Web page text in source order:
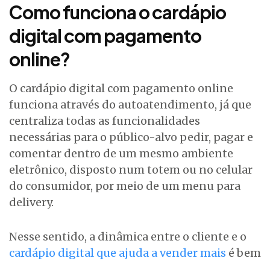
Como funciona o cardápio
digital com pagamento
online?
O cardápio digital com pagamento online
funciona através do autoatendimento, já que
centraliza todas as funcionalidades
necessárias para o público-alvo pedir, pagar e
comentar dentro de um mesmo ambiente
eletrônico, disposto num totem ou no celular
do consumidor, por meio de um menu para
delivery.
Nesse sentido, a dinâmica entre o cliente e o
cardápio digital que ajuda a vender mais é bem